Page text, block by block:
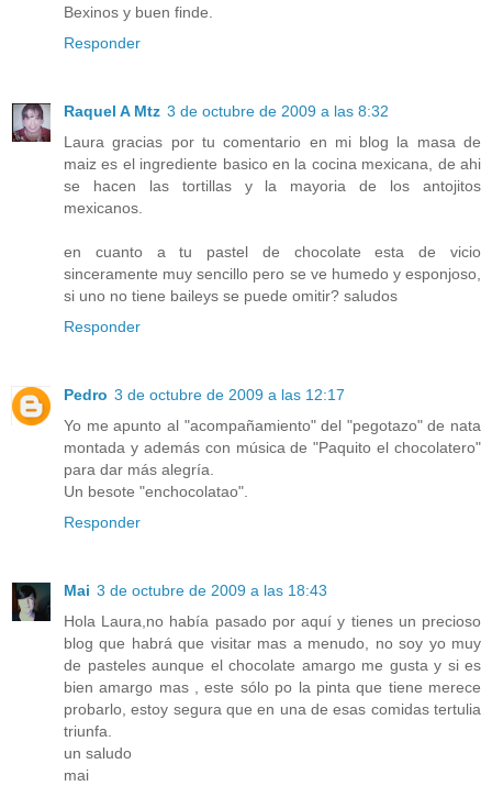
Bexinos y buen finde.
Responder
Raquel A Mtz 3 de octubre de 2009 a las 8:32
Laura gracias por tu comentario en mi blog la masa de
maiz es el ingrediente basico en la cocina mexicana, de ahi
se hacen las tortillas y la mayoria de los antojitos
mexicanos.
en cuanto a tu pastel de chocolate esta de vicio
sinceramente muy sencillo pero se ve humedo y esponjoso,
si uno no tiene baileys se puede omitir? saludos
Responder
Pedro 3 de octubre de 2009 a las 12:17
Yo me apunto al "acompañamiento" del "pegotazo" de nata
montada y además con música de "Paquito el chocolatero"
para dar más alegría.
Un besote "enchocolatao".
Responder
Mai 3 de octubre de 2009 a las 18:43
Hola Laura,no había pasado por aquí y tienes un precioso
blog que habrá que visitar mas a menudo, no soy yo muy
de pasteles aunque el chocolate amargo me gusta y si es
bien amargo mas , este sólo po la pinta que tiene merece
probarlo, estoy segura que en una de esas comidas tertulia
triunfa.
un saludo
mai